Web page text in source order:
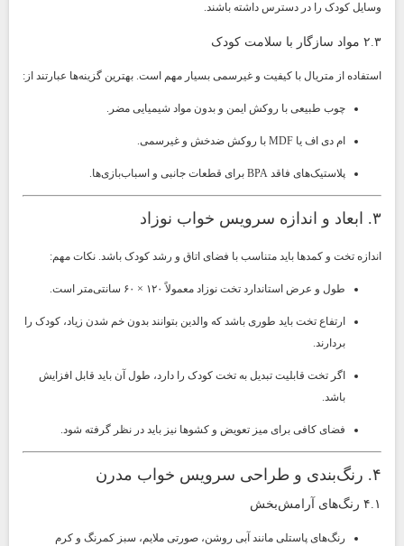
وسایل کودک را در دسترس داشته باشند.
۲.۳ مواد سازگار با سلامت کودک
استفاده از متریال با کیفیت و غیرسمی بسیار مهم است. بهترین گزینه‌ها عبارتند از:
چوب طبیعی با روکش ایمن و بدون مواد شیمیایی مضر.
ام دی اف یا MDF با روکش ضدخش و غیرسمی.
پلاستیک‌های فاقد BPA برای قطعات جانبی و اسباب‌بازی‌ها.
۳. ابعاد و اندازه سرویس خواب نوزاد
اندازه تخت و کمدها باید متناسب با فضای اتاق و رشد کودک باشد. نکات مهم:
طول و عرض استاندارد تخت نوزاد معمولاً ۱۲۰ × ۶۰ سانتی‌متر است.
ارتفاع تخت باید طوری باشد که والدین بتوانند بدون خم شدن زیاد، کودک را
بردارند.
اگر تخت قابلیت تبدیل به تخت کودک را دارد، طول آن باید قابل افزایش
باشد.
فضای کافی برای میز تعویض و کشوها نیز باید در نظر گرفته شود.
۴. رنگ‌بندی و طراحی سرویس خواب مدرن
۴.۱ رنگ‌های آرامش‌بخش
رنگ‌های پاستلی مانند آبی روشن، صورتی ملایم، سبز کمرنگ و کرم